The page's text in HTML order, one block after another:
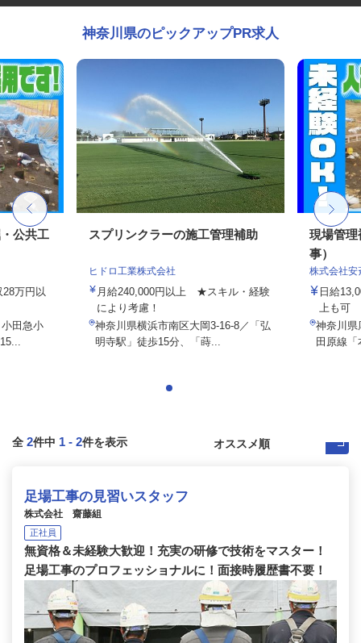
神奈川県のピックアップPR求人
公共工
万円以
田急小
スプリンクラーの施工管理補助
ヒドロ工業株式会社
月給240,000円以上 ★スキル・経験
により考慮！
神奈川県横浜市南区大岡3-16-8／「弘
明寺駅」徒歩15分、「蒔...
現場管理
事）
株式会社安
日給
上も可
神奈川県
田原線
全 2件中 1 - 2件を表示
足場工事の見習いスタッフ
株式会社 齋藤組
正社員
無資格＆未経験大歓迎！充実の研修で技術をマスター！
足場工事のプロフェッショナルに！面接時履歴書不要！